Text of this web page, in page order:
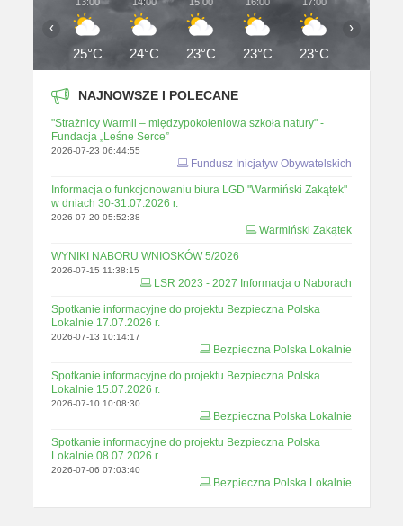
25°C 24°C 23°C 23°C 23°C
‹ ›
NAJNOWSZE I POLECANE
"Strażnicy Warmii – międzypokoleniowa szkoła natury" -
Fundacja „Leśne Serce”
2026-07-23 06:44:55
Fundusz Inicjatyw Obywatelskich
Informacja o funkcjonowaniu biura LGD "Warmiński Zakątek"
w dniach 30-31.07.2026 r.
2026-07-20 05:52:38
Warmiński Zakątek
WYNIKI NABORU WNIOSKÓW 5/2026
2026-07-15 11:38:15
LSR 2023 - 2027 Informacja o Naborach
Spotkanie informacyjne do projektu Bezpieczna Polska
Lokalnie 17.07.2026 r.
2026-07-13 10:14:17
Bezpieczna Polska Lokalnie
Spotkanie informacyjne do projektu Bezpieczna Polska
Lokalnie 15.07.2026 r.
2026-07-10 10:08:30
Bezpieczna Polska Lokalnie
Spotkanie informacyjne do projektu Bezpieczna Polska
Lokalnie 08.07.2026 r.
2026-07-06 07:03:40
Bezpieczna Polska Lokalnie